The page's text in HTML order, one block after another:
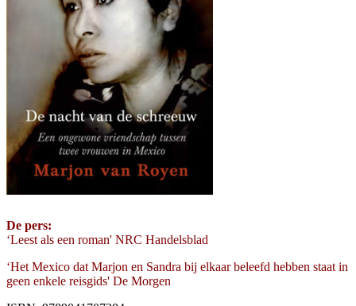
De pers:
‘Leest als een roman' NRC Handelsblad
‘Het Mexico dat Marjon en Sandra bij elkaar beleefd hebben staat in
geen enkele reisgids' De Morgen